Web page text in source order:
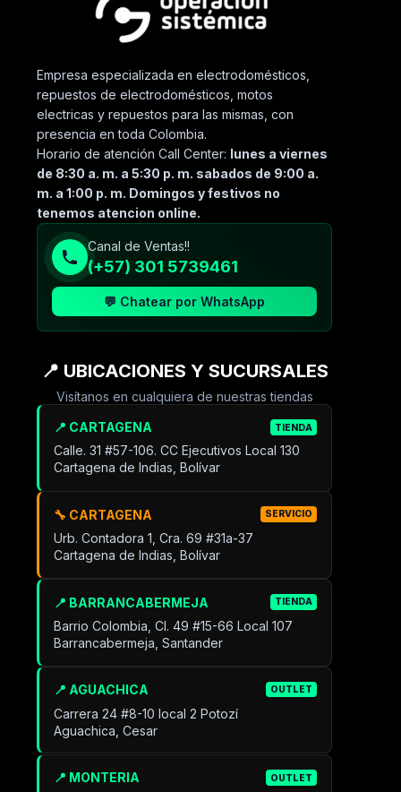
Empresa especializada en electrodomésticos,
repuestos de electrodomésticos, motos
electricas y repuestos para las mismas, con
presencia en toda Colombia.
Horario de atención Call Center: lunes a viernes
de 8:30 a. m. a 5:30 p. m. sabados de 9:00 a.
m. a 1:00 p. m. Domingos y festivos no
tenemos atencion online.
Canal de Ventas!!
(+57) 301 5739461
💬 Chatear por WhatsApp
📍 UBICACIONES Y SUCURSALES
Visítanos en cualquiera de nuestras tiendas
📍 CARTAGENA TIENDA
Calle. 31 #57-106. CC Ejecutivos Local 130
Cartagena de Indias, Bolívar
🔧 CARTAGENA SERVICIO
Urb. Contadora 1, Cra. 69 #31a-37
Cartagena de Indias, Bolívar
📍 BARRANCABERMEJA TIENDA
Barrio Colombia, Cl. 49 #15-66 Local 107
Barrancabermeja, Santander
📍 AGUACHICA OUTLET
Carrera 24 #8-10 local 2 Potozí
Aguachica, Cesar
📍 MONTERIA OUTLET